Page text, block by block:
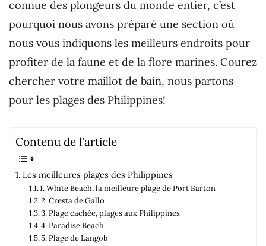
connue des plongeurs du monde entier, c’est
pourquoi nous avons préparé une section où
nous vous indiquons les meilleurs endroits pour
profiter de la faune et de la flore marines. Courez
chercher votre maillot de bain, nous partons
pour les plages des Philippines!
Contenu de l'article
Les meilleures plages des Philippines
1. White Beach, la meilleure plage de Port Barton
2. Cresta de Gallo
3. Plage cachée, plages aux Philippines
4. Paradise Beach
5. Plage de Langob